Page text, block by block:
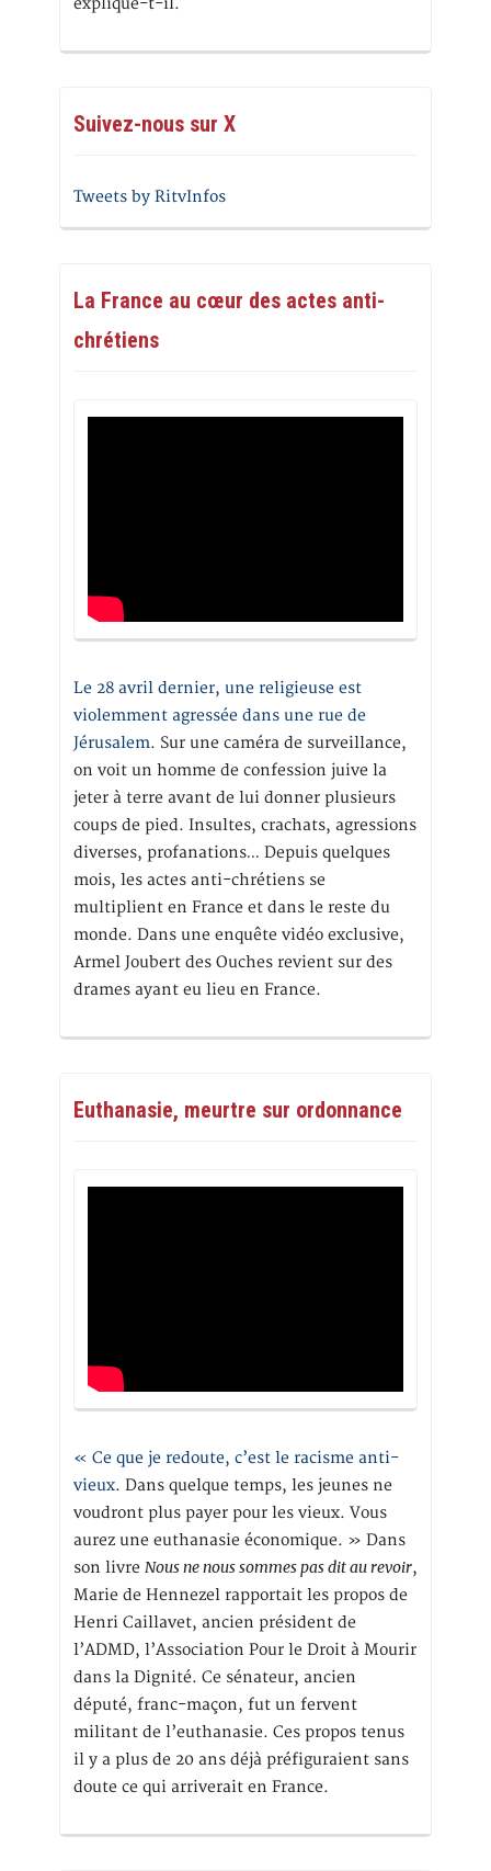
explique-t-il.
Suivez-nous sur X
Tweets by RitvInfos
La France au cœur des actes anti-
chrétiens
Le 28 avril dernier, une religieuse est
violemment agressée dans une rue de
Jérusalem. Sur une caméra de surveillance,
on voit un homme de confession juive la
jeter à terre avant de lui donner plusieurs
coups de pied. Insultes, crachats, agressions
diverses, profanations… Depuis quelques
mois, les actes anti-chrétiens se
multiplient en France et dans le reste du
monde. Dans une enquête vidéo exclusive,
Armel Joubert des Ouches revient sur des
drames ayant eu lieu en France.
Euthanasie, meurtre sur ordonnance
« Ce que je redoute, c’est le racisme anti-
vieux. Dans quelque temps, les jeunes ne
voudront plus payer pour les vieux. Vous
aurez une euthanasie économique. » Dans
son livre Nous ne nous sommes pas dit au revoir,
Marie de Hennezel rapportait les propos de
Henri Caillavet, ancien président de
l’ADMD, l’Association Pour le Droit à Mourir
dans la Dignité. Ce sénateur, ancien
député, franc-maçon, fut un fervent
militant de l’euthanasie. Ces propos tenus
il y a plus de 20 ans déjà préfiguraient sans
doute ce qui arriverait en France.